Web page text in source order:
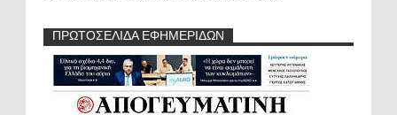
ΠΡΩΤΟΣΕΛΙΔΑ ΕΦΗΜΕΡΙΔΩΝ